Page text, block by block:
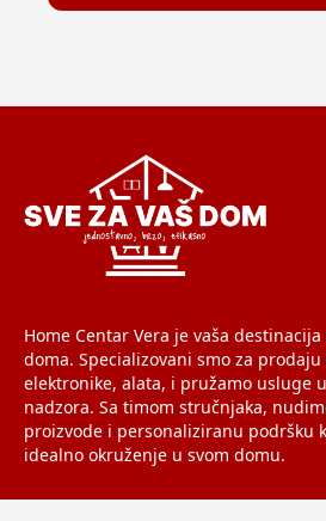
Home Centar Vera je vaša
doma. Specializovani smo za
elektronike, alata, i pružamo usluge
nadzora. Sa timom stručnjaka,
proizvode i personaliziranu podršku
idealno okruženje u svom domu.